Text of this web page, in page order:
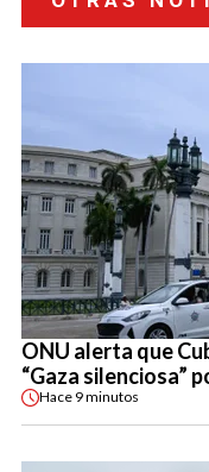
ONU alerta que
“Gaza silenciosa”
Hace 9 minutos